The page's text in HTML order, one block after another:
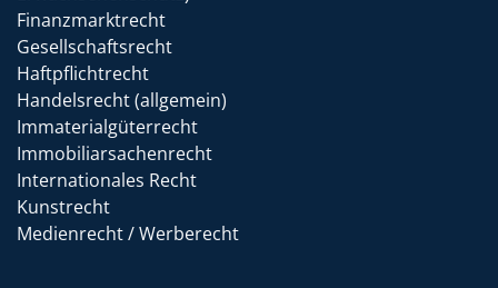
Finanzmarktrecht
Gesellschaftsrecht
Haftpflichtrecht
Handelsrecht (allgemein)
Immaterialgüterrecht
Immobiliarsachenrecht
Internationales Recht
Kunstrecht
Medienrecht / Werberecht